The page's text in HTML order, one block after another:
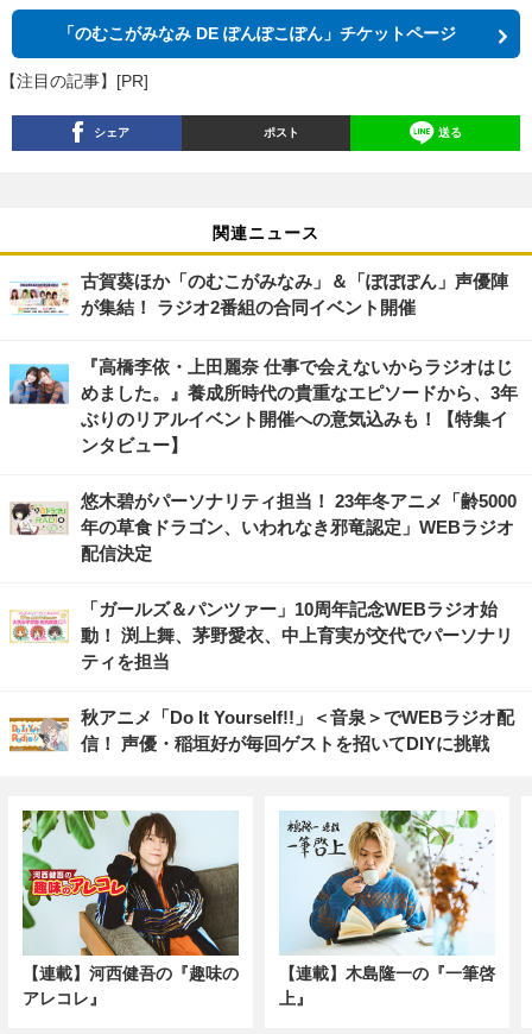
「のむこがみなみ DE ぽんぽこぽん」チケットページ
【注目の記事】[PR]
シェア ポスト 送る
関連ニュース
古賀葵ほか「のむこがみなみ」＆「ぽぽぽん」声優陣
が集結！ ラジオ2番組の合同イベント開催
『高橋李依・上田麗奈 仕事で会えないからラジオはじ
めました。』養成所時代の貴重なエピソードから、3年
ぶりのリアルイベント開催への意気込みも！【特集イ
ンタビュー】
悠木碧がパーソナリティ担当！ 23年冬アニメ「齢5000
年の草食ドラゴン、いわれなき邪竜認定」WEBラジオ
配信決定
「ガールズ＆パンツァー」10周年記念WEBラジオ始
動！ 渕上舞、茅野愛衣、中上育実が交代でパーソナリ
ティを担当
秋アニメ「Do It Yourself!!」＜音泉＞でWEBラジオ配
信！ 声優・稲垣好が毎回ゲストを招いてDIYに挑戦
【連載】河西健吾の『趣味の
アレコレ』
【連載】木島隆一の『一筆啓
上』